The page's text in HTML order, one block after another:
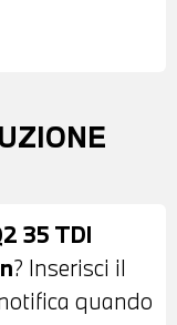
-
VETRI
-
AL
35 TDI
? Inserisci il
quando